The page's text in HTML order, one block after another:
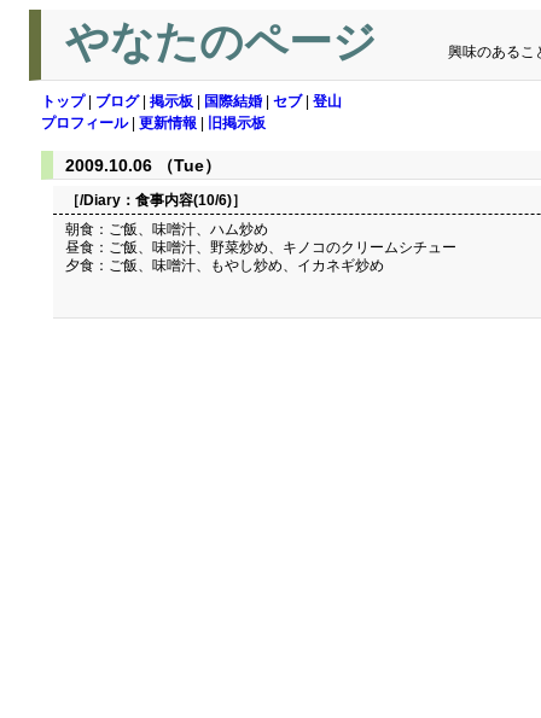
やなたのページ 興味のあるこ
トップ| ブログ| 掲示板 国際結婚 セブ| 登山
プロフィール| 更新情報 旧掲示板
2009.10.06 （Tue）
［/Diary： 食事内容(10/6)］
朝食：ご飯、味噌汁、ハム炒め
昼食：ご飯、味噌汁、野菜炒め、キノコのクリームシチュー
夕食：ご飯、味噌汁、もやし炒め、イカネギ炒め